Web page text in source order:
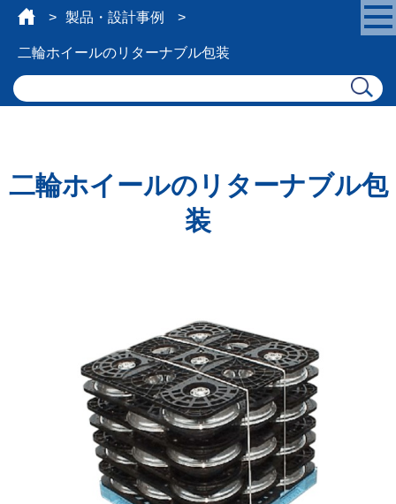
製品・設計事例
二輪ホイールのリターナブル包装
二輪ホイールのリターナブル包
装